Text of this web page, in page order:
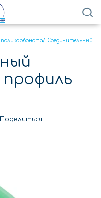
/ Соединительный
Поделиться